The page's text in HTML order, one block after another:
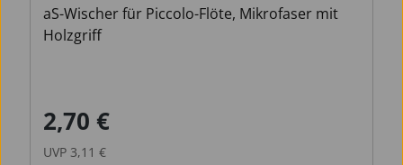
aS-Wischer für Piccolo-Flöte, Mikrofaser mit
Holzgriff
Verkaufspreis:
2,70 €
UVP 3,11 €